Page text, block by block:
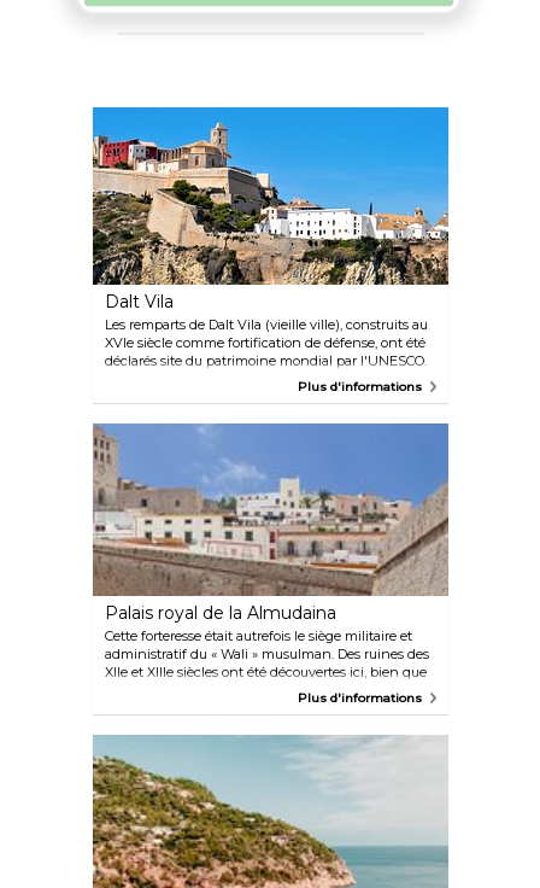
Dalt Vila
Les remparts de Dalt Vila (vieille ville), construits au
XVIe siècle comme fortification de défense, ont été
déclarés site du patrimoine mondial par l'UNESCO.
Les rues pavées étroites de la ville sont bien
Santa María, la couronne de Dalt Vila.
L'exceptionnel Portal de ses Taules se trouve dans le
mur nord.
Plus d'informations
Palais royal de la Almudaina
Cette forteresse était autrefois le siège militaire et
administratif du « Wali » musulman. Des ruines des
XIIe et XIIIe siècles ont été découvertes ici, bien que
la plupart des bâtiments datent du XVIe siècle.
Plus d'informations